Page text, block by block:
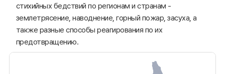
стихийных бедствий по регионам и странам -
землетрясение, наводнение, горный пожар, засуха, а
также разные способы реагирования по их
предотвращению.